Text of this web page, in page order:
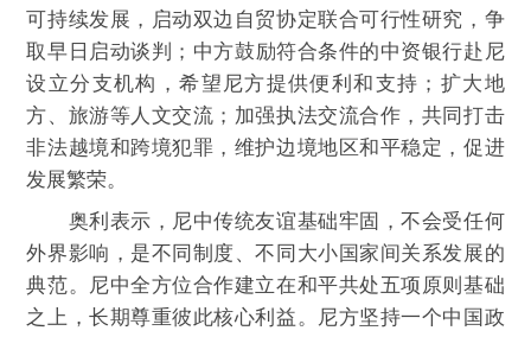
可持续发展，启动双边自贸协定联合可行性研究，争
取早日启动谈判；中方鼓励符合条件的中资银行赴尼
设立分支机构，希望尼方提供便利和支持；扩大地
方、旅游等人文交流；加强执法交流合作，共同打击
非法越境和跨境犯罪，维护边境地区和平稳定，促进
发展繁荣。
奥利表示，尼中传统友谊基础牢固，不会受任何
外界影响，是不同制度、不同大小国家间关系发展的
典范。尼中全方位合作建立在和平共处五项原则基础
之上，长期尊重彼此核心利益。尼方坚持一个中国政